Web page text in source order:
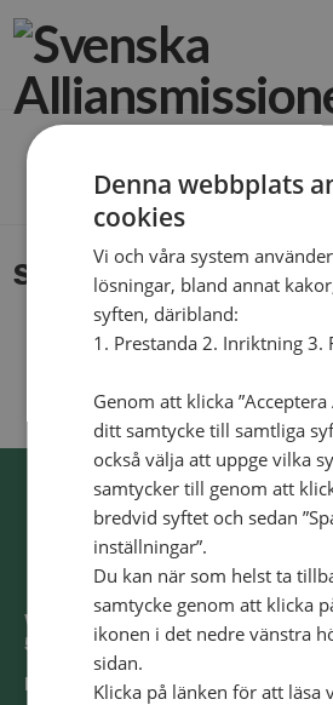
The
SAM­P_­da­gar_23
Västra Storgatan 14
553 15 Jönköping
E-post: info@​alliansmissionen.​se
Denna webbplats
cookies
Vi och våra system
lösningar, bland annat
syften, däribland:
1. Prestanda 2. Inriktning 3.
Genom att klicka ”Acceptera
ditt samtycke till samtliga
också välja att uppge vilka
samtycker till genom att
bredvid syftet och sedan
inställningar”.
Du kan när som helst ta
samtycke genom att klicka
ikonen i det nedre vänstra
sidan.
Klicka på länken för att läsa